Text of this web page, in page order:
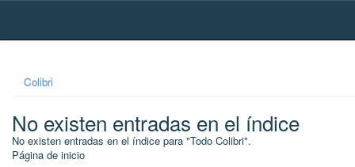
Skip
Colibri
No existen entradas en el índice
No existen entradas en el índice para "Todo Colibri".
Página de inicio